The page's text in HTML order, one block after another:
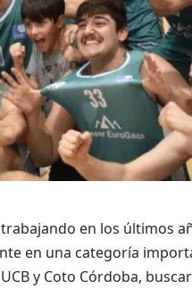
en los últimos
en una categoría
y Coto Córdoba,